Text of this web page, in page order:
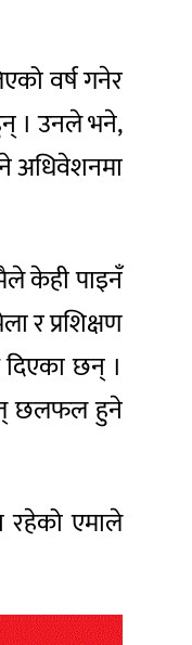
वर्ष गनेर
। उनले भने,
अधिवेशनमा
केही पाइनँ
र प्रशिक्षण
दिएका छन् ।
छलफल हुने
रहेको एमाले